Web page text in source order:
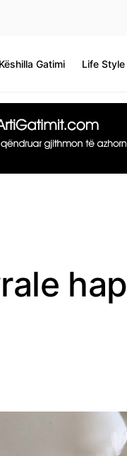
Këshilla Gatimi Life Style
hap